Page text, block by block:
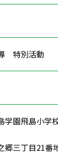
特別活動
学園飛島小学
郷三丁目21番